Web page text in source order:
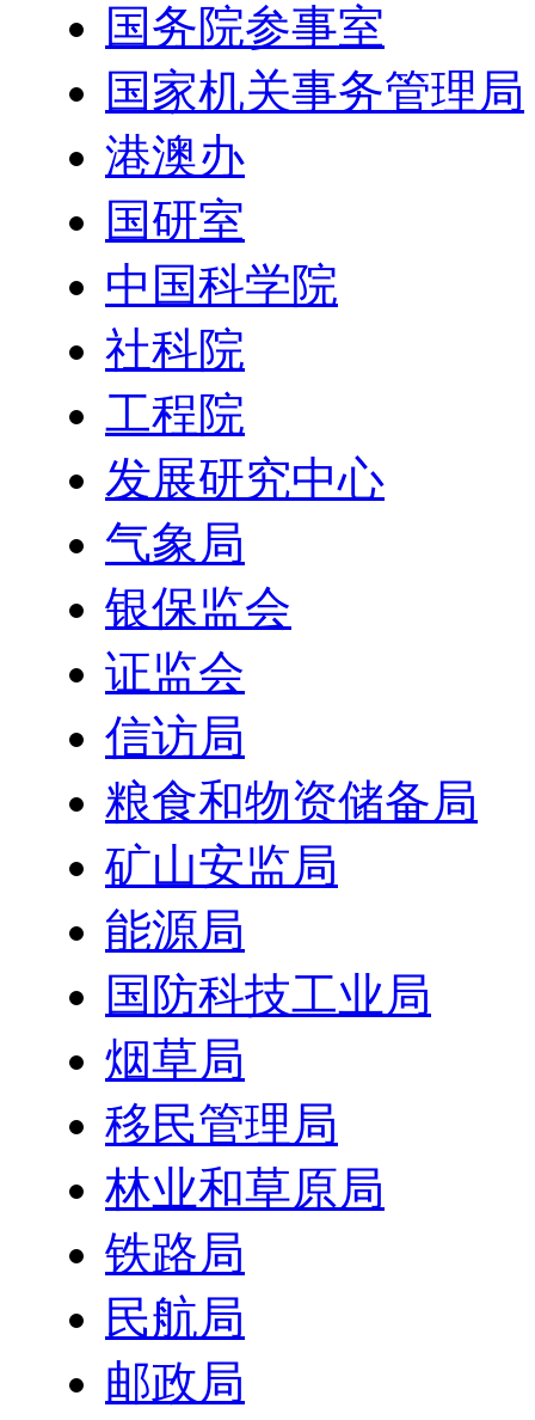
国务院参事室
国家机关事务管理局
港澳办
国研室
中国科学院
社科院
工程院
发展研究中心
气象局
银保监会
证监会
信访局
粮食和物资储备局
矿山安监局
能源局
国防科技工业局
烟草局
移民管理局
林业和草原局
铁路局
民航局
邮政局